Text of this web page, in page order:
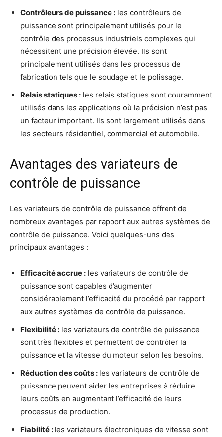
Contrôleurs de puissance : les contrôleurs de
puissance sont principalement utilisés pour le
contrôle des processus industriels complexes qui
nécessitent une précision élevée. Ils sont
principalement utilisés dans les processus de
fabrication tels que le soudage et le polissage.
Relais statiques : les relais statiques sont couramment
utilisés dans les applications où la précision n’est pas
un facteur important. Ils sont largement utilisés dans
les secteurs résidentiel, commercial et automobile.
Avantages des variateurs de
contrôle de puissance
Les variateurs de contrôle de puissance offrent de
nombreux avantages par rapport aux autres systèmes de
contrôle de puissance. Voici quelques-uns des
principaux avantages :
Efficacité accrue : les variateurs de contrôle de
puissance sont capables d’augmenter
considérablement l’efficacité du procédé par rapport
aux autres systèmes de contrôle de puissance.
Flexibilité : les variateurs de contrôle de puissance
sont très flexibles et permettent de contrôler la
puissance et la vitesse du moteur selon les besoins.
Réduction des coûts : les variateurs de contrôle de
puissance peuvent aider les entreprises à réduire
leurs coûts en augmentant l’efficacité de leurs
processus de production.
Fiabilité : les variateurs électroniques de vitesse sont